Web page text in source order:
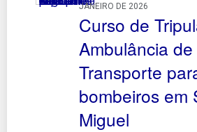
JANEIRO DE 2026
Curso de
Ambulância de
Transporte
bombeiros em
Miguel